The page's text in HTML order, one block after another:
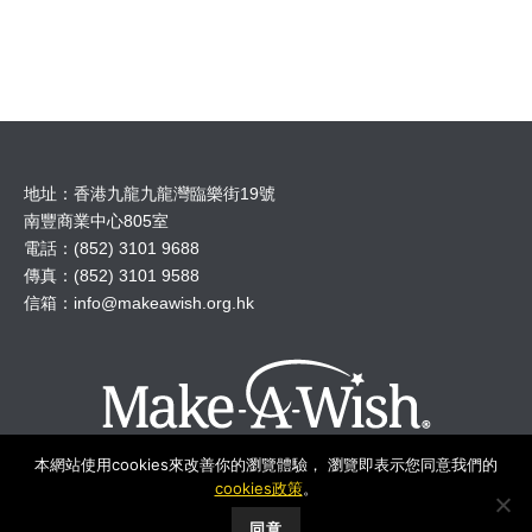
地址：香港九龍九龍灣臨樂街19號
南豐商業中心805室
電話：(852) 3101 9688
傳真：(852) 3101 9588
信箱： info@makeawish.org.hk
© 2018 Make A Wish Hong Kong All Rights Reserved.
本網站使用cookies來改善你的瀏覽體驗， 瀏覽即表示您同意我們的
cookies政策。